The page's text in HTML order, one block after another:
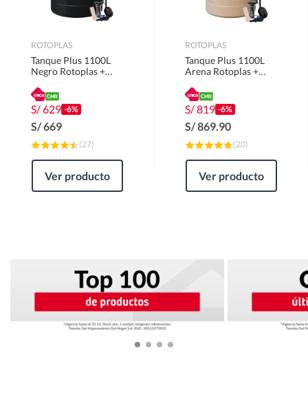
ROTOPLAS
Tanque Plus 1100L
Negro Rotoplas +
S/629 -6%
S/669
(27)
Ver producto
ROTOPLAS
Tanque Plus 1100L
Arena Rotoplas +
S/819 -6%
S/869.90
(20)
Ver producto